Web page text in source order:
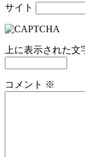
サイト
上に表示された文
コメント ※